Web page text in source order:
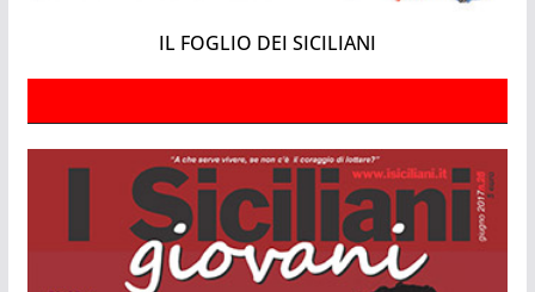
IL FOGLIO DEI SICILIANI